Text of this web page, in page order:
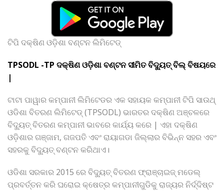
ଟିପି ଦକ୍ଷିଣ ଓଡ଼ିଶା ବଣ୍ଟନ ଲିମିଟେଡ୍
TPSODL -TP ଦକ୍ଷିଣ ଓଡ଼ିଶା ବଣ୍ଟନ ସୀମିତ ବିଦ୍ୟୁତ୍ ବିଲ୍ ବିଷୟରେ
|
ଟାଟା ପାୱାର କମ୍ପାନୀ ଲିମିଟେଡର ଏକ ସହାୟକ କମ୍ପାନୀ ଟିପି ସାଉଥ୍
ଓଡିଶା ବିତରଣ ଲିମିଟେଡ୍ (TPSODL) ଭାରତର ଦକ୍ଷିଣ ଅଞ୍ଚଳରେ
ବିଦ୍ୟୁତ୍ ବିତରଣ କମ୍ପାନୀ ଭାବରେ କାର୍ଯ୍ୟ କରେ | ଏହା ଦକ୍ଷିଣ
ଓଡ଼ିଶାର ଗଞ୍ଜାମ, ଗଜପତି ଏବଂ ରାୟାଗଡା ଜିଲ୍ଲାର ବିଭିନ୍ନ ସହର ଏବଂ
ସହରକୁ ବିଦ୍ୟୁତ୍ ବଣ୍ଟନ କରିଥାଏ।
ଓଡିଶା ସରକାର 2015 ରେ ବିଦ୍ୟୁତ୍ ବିତରଣ ଫ୍ରାଞ୍ଚାଇଜ୍ ମଡେଲ୍
ପ୍ରବର୍ତ୍ତନ କରି ଘରୋଇ କ୍ଷେତ୍ର କମ୍ପାନୀଗୁଡିକୁ ରାଜ୍ୟର ନିର୍ଦ୍ଦିଷ୍ଟ